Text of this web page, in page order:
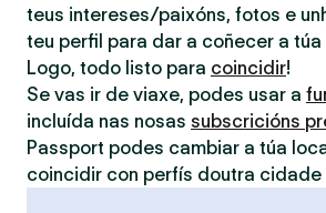
teus intereses/paixóns, fotos e
teu perfil para dar a coñecer a
Logo, todo listo para coincidir!
Se vas ir de viaxe, podes usar a
incluída nas nosas subscricións
Passport podes cambiar a túa
coincidir con perfís doutra cidade